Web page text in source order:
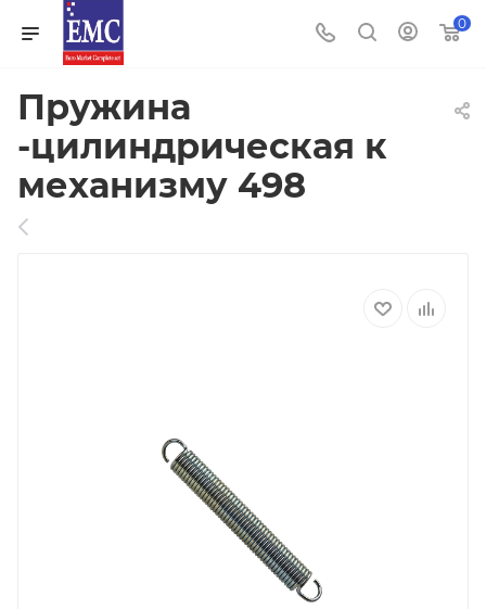
0
Пружина
-цилиндрическая к
механизму 498